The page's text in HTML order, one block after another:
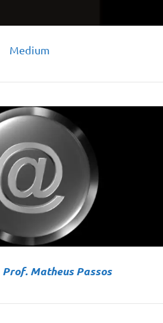
Medium
Prof. Matheus Passos